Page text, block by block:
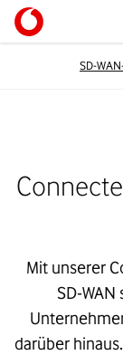
SD-
Mit unserer
SD-
darüber